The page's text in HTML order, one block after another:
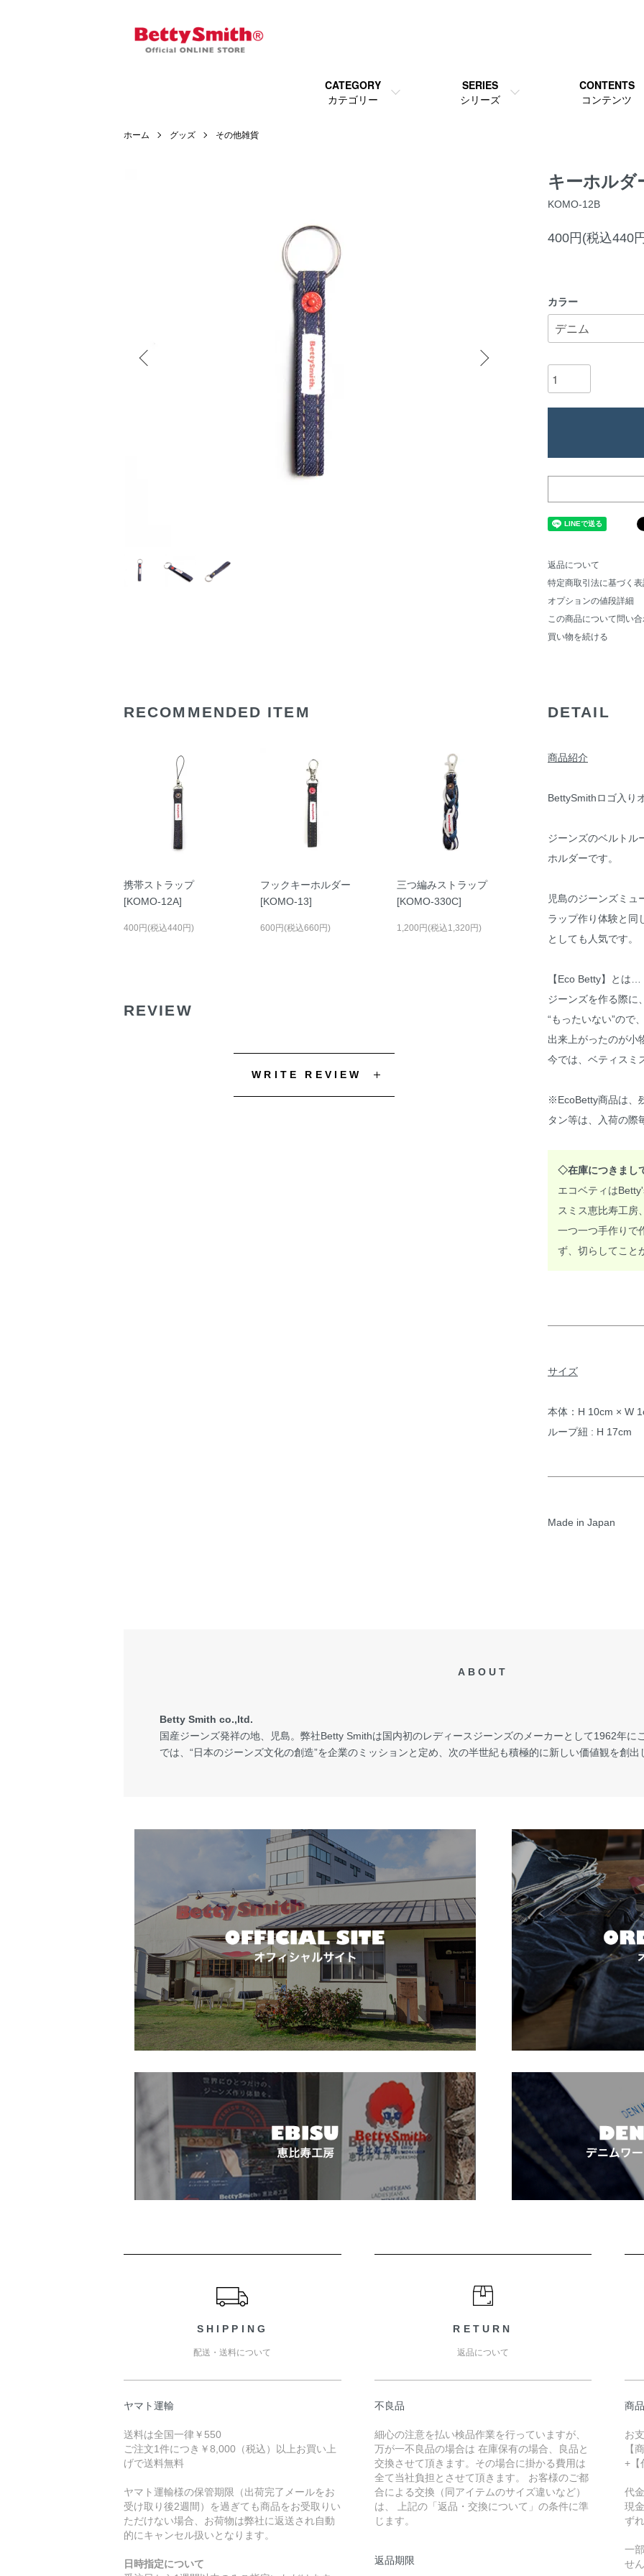
CATEGORY
カテゴリー
SERIES
シリーズ
CONTENTS
コンテンツ
ホーム グッズ その他雑貨
キーホルダ
KOMO-12B
400円(税込440
カラー
返品について
特定商取引法に基づく
オプションの値段詳細
この商品について問い
買い物を続ける
DETAIL
商品紹介
BettySmithロゴ入り
ジーンズのベルトル
ホルダーです。
児島のジーンズミュ
ラップ作り体験と同
としても人気です。
【Eco Betty】とは…
ジーンズを作る際に
“もったいない”ので
出来上がったのが小
今では、ベティスミ
※EcoBetty商品は、
タン等は、入荷の際
◇在庫につきまし
エコベティは
スミス恵比寿工房
一つ一つ手作りで
ず、切らしてこと
サイズ
本体：H 10cm × W
ループ紐 : H 17cm
Made in Japan
RECOMMENDED ITEM
携帯ストラップ
[KOMO-12A]
400円(税込440円)
フックキーホルダー
[KOMO-13]
600円(税込660円)
三つ編みストラップ
[KOMO-330C]
1,200円(税込1,320円)
REVIEW
WRITE REVIEW
ABOUT
Betty Smith co.,ltd.
国産ジーンズ発祥の地、児島。弊社Betty Smithは国内初のレディースジーンズのメーカーとして1962年に
では、“日本のジーンズ文化の創造”を企業のミッションと定め、次の半世紀も積極的に新しい価値観を創
SHIPPING
配送・送料について
ヤマト運輸
送料は全国一律￥550
ご注文1件につき￥8,000（税込）以上お買い上
げで送料無料
ヤマト運輸様の保管期限（出荷完了メールをお
受け取り後2週間）を過ぎても商品をお受取りい
ただけない場合、お荷物は弊社に返送され自動
的にキャンセル扱いとなります。
日時指定について
RETURN
返品について
不良品
細心の注意を払い検品作業を行っていますが、
万が一不良品の場合は 在庫保有の場合、良品と
交換させて頂きます。その場合に掛かる費用は
全て当社負担とさせて頂きます。 お客様のご都
合による交換（同アイテムのサイズ違いなど）
は、 上記の「返品・交換について」の条件に準
じます。
返品期限
商
お
【
+【
代
現
ず
一
せ